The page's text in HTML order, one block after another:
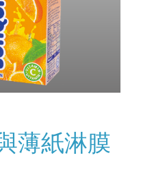
薄紙淋膜